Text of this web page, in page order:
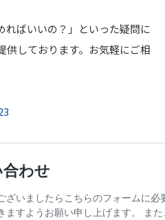
ればいいの？」といった疑問に
供しております。お気軽にご相